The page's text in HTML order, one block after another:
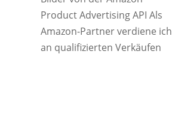
Product Advertising API Als
Amazon-Partner verdiene ich
an qualifizierten Verkäufen